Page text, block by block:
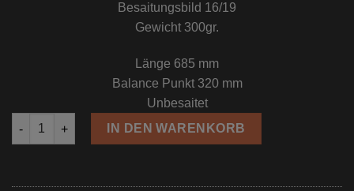
Besaitungsbild 16/19
Gewicht 300gr.
Länge 685 mm
Balance Punkt 320 mm
Unbesaitet
Yonex EZONE 100 (300g) Blast Blue 2025 Menge
IN DEN WARENKORB